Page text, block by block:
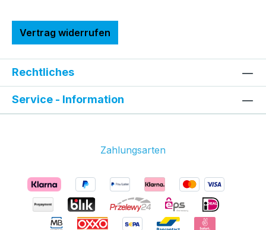
Vertrag widerrufen
Rechtliches
Service - Information
Zahlungsarten